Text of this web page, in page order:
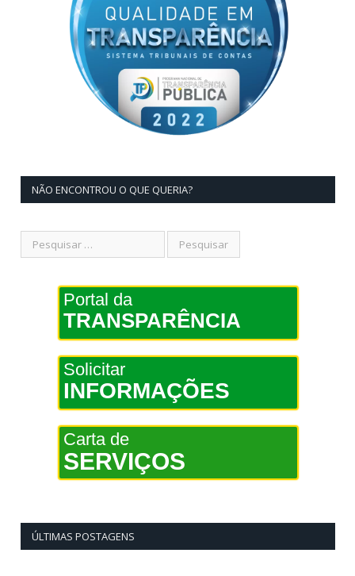
NÃO ENCONTROU O QUE QUERIA?
Portal da
TRANSPARÊNCIA
Solicitar
INFORMAÇÕES
Carta de
SERVIÇOS
ÚLTIMAS POSTAGENS